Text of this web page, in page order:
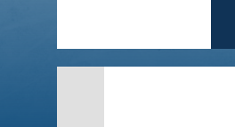
Календарь